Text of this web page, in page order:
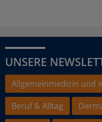
UNSERE
Allgemeinmedizin und
Beruf & Alltag